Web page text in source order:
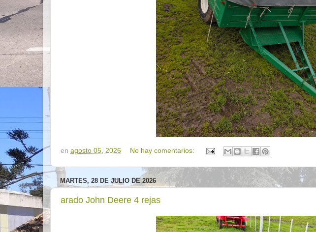
en agosto 05, 2026 No hay comentarios:
MARTES, 28 DE JULIO DE 2026
arado John Deere 4 rejas